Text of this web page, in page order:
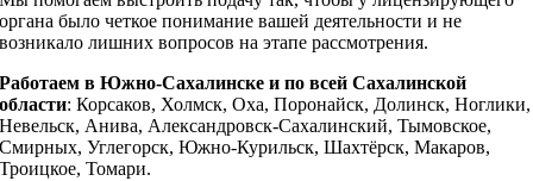
органа было четкое понимание вашей деятельности и не
возникало лишних вопросов на этапе рассмотрения.
Работаем в Южно‑Сахалинске и по всей Сахалинской
области: Корсаков, Холмск, Оха, Поронайск, Долинск, Ноглики,
Невельск, Анива, Александровск‑Сахалинский, Тымовское,
Смирных, Углегорск, Южно‑Курильск, Шахтёрск, Макаров,
Троицкое, Томари.